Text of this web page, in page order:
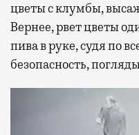
цветы с клумбы,
Вернее, рвет цветы
пива в руке, судя по
безопасность,